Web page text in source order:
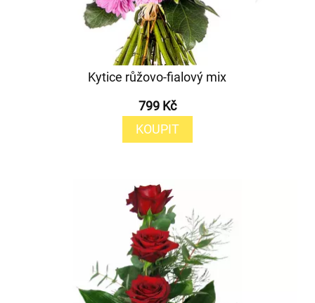
Kytice růžovo-fialový mix
799 Kč
KOUPIT